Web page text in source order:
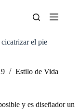
el pie
Estilo de Vida
y es diseñador un